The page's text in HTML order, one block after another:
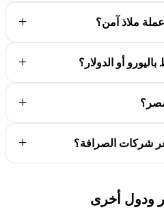
ملاذ آمن؟
أو الدولار؟
شركات الصرافة؟
ودول أخرى